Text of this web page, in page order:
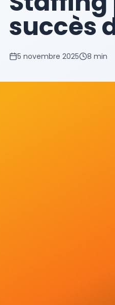
succès
5 novembre 2025 8 min